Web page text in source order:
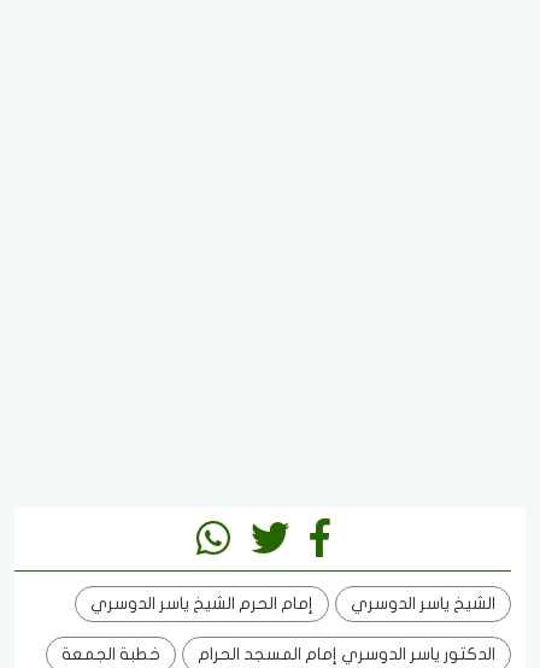
الشيخ ياسر الدوسري إمام الحرم الشيخ ياسر الدوسري
الدكتور ياسر الدوسري إمام المسجد الحرام خطبة الجمعة